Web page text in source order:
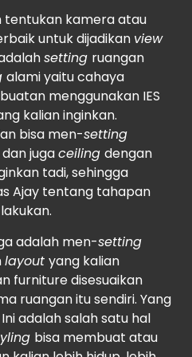
tentukan kamera atau
untuk dijadikan view
setting ruangan
alami yaitu cahaya
buatan menggunakan IES
kalian inginkan.
bisa men-setting
jugaceiling dengan
tadi, sehingga
Ajay tentang tahapan
adalah men-setting
layout yang kalian
furniture disesuaikan
ruangan itu sendiri. Yang
Ini adalah salah satu hal
bisa membuat atau